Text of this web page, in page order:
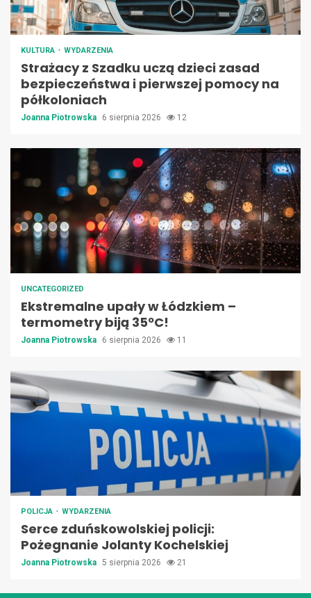
KULTURA WYDARZENIA
Strażacy z Szadku uczą dzieci zasad
bezpieczeństwa i pierwszej pomocy na
półkoloniach
Joanna Piotrowska 6 sierpnia 2026 12
UNCATEGORIZED
Ekstremalne upały w Łódzkiem –
termometry biją 35ºC!
Joanna Piotrowska 6 sierpnia 2026 11
POLICJA WYDARZENIA
Serce zduńskowolskiej policji:
Pożegnanie Jolanty Kochelskiej
Joanna Piotrowska 5 sierpnia 2026 21